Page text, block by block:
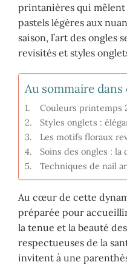
printanières qui
pastels légères aux
saison, l’art des
revisités et styles
Au sommaire
Couleurs printemps
Styles onglets :
Les motifs floraux
Soins des ongles :
Techniques de nail
Au cœur de cette
préparée pour
la tenue et la beauté
respectueuses de la
invitent à une